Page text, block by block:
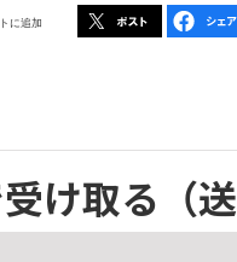
に追加
け取る （